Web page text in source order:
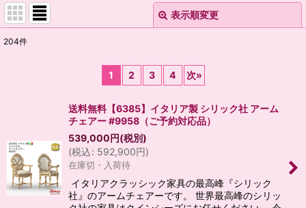
表示順変更
絞り込む
204件
1 2 3 4 次»
送料無料【6385】イタリア製 シリック社 アーム
チェアー #9958（ご予約対応品）
539,000円(税別)
(税込: 592,900円)
在庫切・入荷待
イタリアクラッシック家具の最高峰『シリック
社』のアームチェアーです。 世界最高峰のシリッ